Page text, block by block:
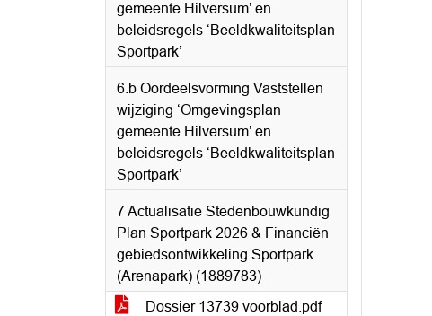
gemeente Hilversum’ en
beleidsregels ‘Beeldkwaliteitsplan
Sportpark’
6.b Oordeelsvorming Vaststellen
wijziging ‘Omgevingsplan
gemeente Hilversum’ en
beleidsregels ‘Beeldkwaliteitsplan
Sportpark’
7 Actualisatie Stedenbouwkundig
Plan Sportpark 2026 & Financiën
gebiedsontwikkeling Sportpark
(Arenapark) (1889783)
Dossier 13739 voorblad.pdf